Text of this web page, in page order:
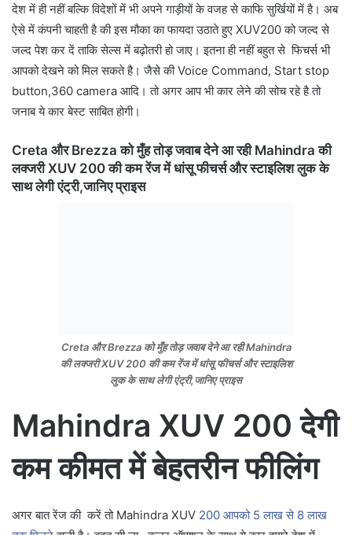
देश में ही नहीं बल्कि विदेशों में भी अपने गाड़ीयों के वजह से काफि सुर्खियों में है। अब
ऐसे में कंपनी चाहती है की इस मौका का फायदा उठाते हुए XUV200 को जल्द से
जल्द पेश कर दें ताकि सेल्स में बढ़ोतरी हो जाए। इतना ही नहीं बहुत से फिचर्स भी
आपको देखने को मिल सकते है। जैसे की Voice Command, Start stop
button,360 camera आदि। तो अगर आप भी कार लेने की सोच रहे है तो
जनाब ये कार बेस्ट साबित होगी।
Creta और Brezza को मुँह तोड़ जवाब देने आ रही Mahindra की
लक्जरी XUV 200 की कम रेंज में धांसू फीचर्स और स्टाइलिश लुक के
साथ लेगी एंट्री,जानिए प्राइस
Creta और Brezza को मुँह तोड़ जवाब देने आ रही Mahindra
की लक्जरी XUV 200 की कम रेंज में धांसू फीचर्स और स्टाइलिश
लुक के साथ लेगी एंट्री,जानिए प्राइस
Mahindra XUV 200 देगी
कम कीमत में बेहतरीन फीलिंग
अगर बात रेंज की करें तो Mahindra XUV 200 आपको 5 लाख से 8 लाख